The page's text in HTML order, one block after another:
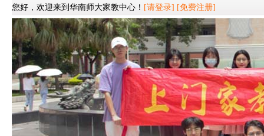
您好，欢迎来到华南师大家教中心！ [请登录] [免费注册]